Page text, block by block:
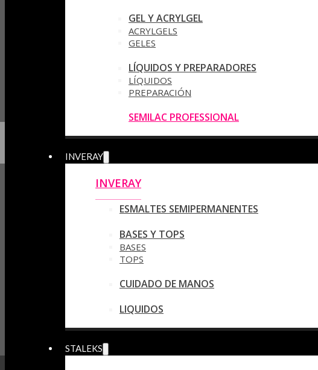
GEL Y ACRYLGEL
ACRYLGELS
GELES
LÍQUIDOS Y PREPARADORES
LÍQUIDOS
PREPARACIÓN
SEMILAC PROFESSIONAL
INVERAY
INVERAY
ESMALTES SEMIPERMANENTES
BASES Y TOPS
BASES
TOPS
CUIDADO DE MANOS
LIQUIDOS
STALEKS